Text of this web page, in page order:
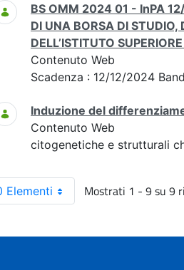
BS OMM 2024 01 - InPA
DI UNA BORSA DI STUDIO,
DELL’ISTITUTO
Contenuto Web
Scadenza : 12/12/2024
Induzione del
Contenuto Web
citogenetiche e strutturali
Elementi Mostrati 1 - 9 su 9